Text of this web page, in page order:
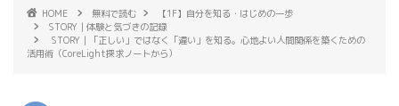
HOME 無料で読む
【1F】自分を知る・はじめの一歩
STORY｜体験と気づきの記録
STORY｜「正しい」ではなく「違い」を知る。心地よい人間関係を築くための
活用術（CoreLight探求ノートから）